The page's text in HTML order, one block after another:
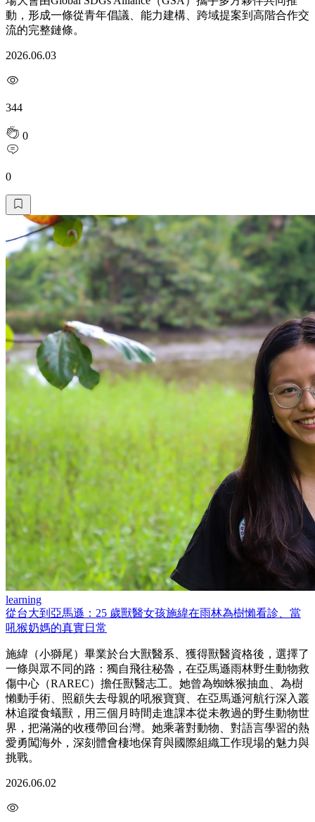
動，形成一條從青年倡議、能力建構、跨域提案到高階合作交
流的完整鏈條。
2026.06.03
344
0
0
learning
從台大到亞馬遜：25 歲獸醫女孩施緯在雨林為樹懶看診、當
吼猴奶媽的真實日常
施緯（小獅尾）畢業於台大獸醫系、獲得獸醫資格後，選擇了
一條與眾不同的路：獨自飛往秘魯，在亞馬遜雨林野生動物救
傷中心（RAREC）擔任獸醫志工。她曾為蜘蛛猴抽血、為樹
懶動手術、照顧失去母親的吼猴寶寶、在亞馬遜河航行深入叢
林追蹤食蟻獸，用三個月時間走進課本從未教過的野生動物世
界，把滿滿的收穫帶回台灣。她乘著對動物、對語言學習的熱
愛勇闖海外，深刻體會棲地保育與國際組織工作現場的魅力與
挑戰。
2026.06.02